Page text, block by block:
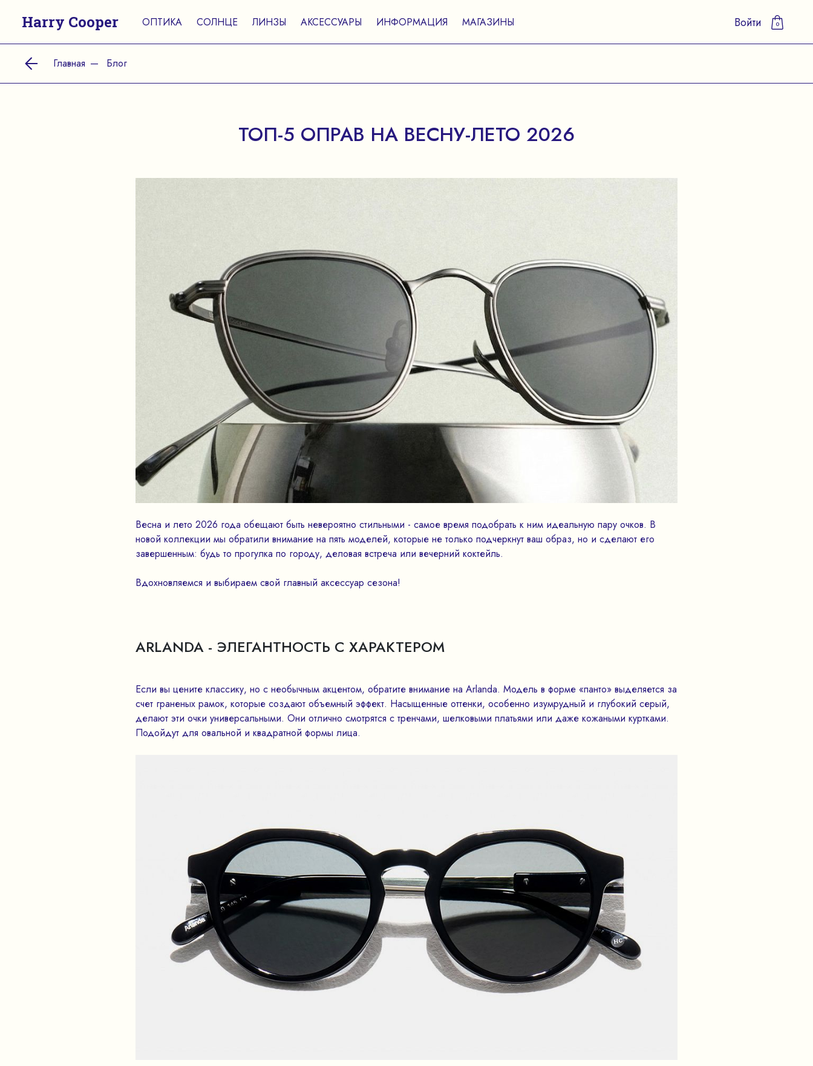
Harry Cooper ОПТИКА СОЛНЦЕ ЛИНЗЫ АКСЕССУАРЫ ИНФОРМАЦИЯ МАГАЗИНЫ Войти 0
Главная Блог
ТОП-5 ОПРАВ НА ВЕСНУ-ЛЕТО 2026
Весна и лето 2026 года обещают быть невероятно стильными - самое время подобрать к ним идеальную пару очков. В
новой коллекции мы обратили внимание на пять моделей, которые не только подчеркнут ваш образ, но и сделают его
завершенным: будь то прогулка по городу, деловая встреча или вечерний коктейль.
Вдохновляемся и выбираем свой главный аксессуар сезона!
ARLANDA - ЭЛЕГАНТНОСТЬ С ХАРАКТЕРОМ
Если вы цените классику, но с необычным акцентом, обратите внимание на Arlanda. Модель в форме «панто» выделяется за
счет граненых рамок, которые создают объемный эффект. Насыщенные оттенки, особенно изумрудный и глубокий серый,
делают эти очки универсальными. Они отлично смотрятся с тренчами, шелковыми платьями или даже кожаными куртками.
Подойдут для овальной и квадратной формы лица.